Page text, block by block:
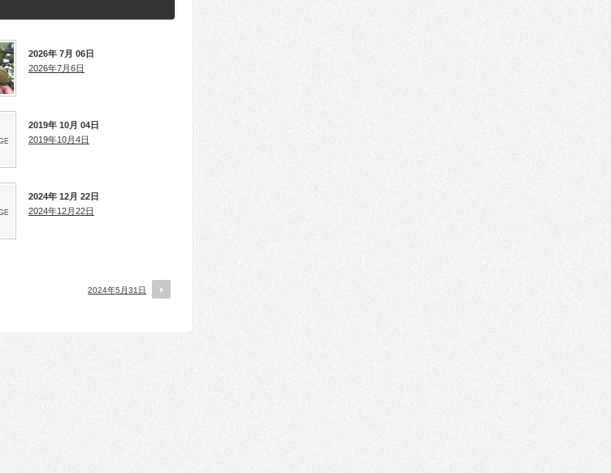
2026年 7月 06日
2026年7月6日
2019年 10月 04日
2019年10月4日
2024年 12月 22日
2024年12月22日
2024年5月31日